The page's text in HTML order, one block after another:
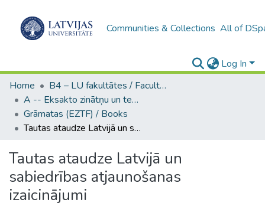
Communities & Collections All of
Log In
Home
B4 – LU fakultātes / Faculties of the UL
A -- Eksakto zinātņu un tehnoloģiju fakultāte / Faculty of Science and Technology
Grāmatas (EZTF) / Books
Tautas ataudze Latvijā un sabiedrības atjaunošanas izaicinājumi
Tautas ataudze Latvijā un
sabiedrības atjaunošanas
izaicinājumi